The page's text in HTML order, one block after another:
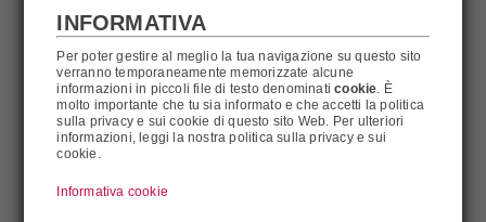
INFORMATIVA
Per poter gestire al meglio la tua navigazione su questo sito
verranno temporaneamente memorizzate alcune
informazioni in piccoli file di testo denominaticookie. È
molto importante che tu sia informato e che accetti la politica
sulla privacy e sui cookie di questo sito Web. Per ulteriori
informazioni, leggi la nostra politica sulla privacy e sui
cookie.
Informativa cookie